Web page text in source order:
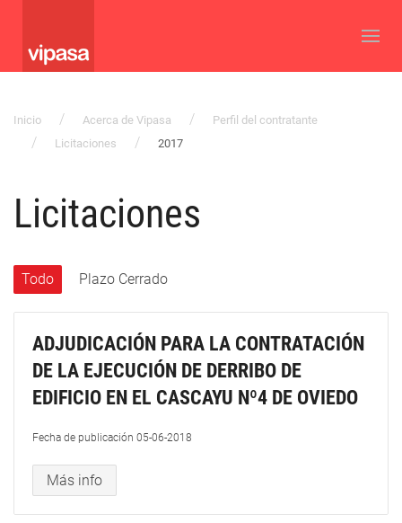
Inicio Acerca de Vipasa
Perfil del contratante
Licitaciones
2017
Licitaciones
Todo Plazo Cerrado
ADJUDICACIÓN PARA LA CONTRATACIÓN
DE LA EJECUCIÓN DE DERRIBO DE
EDIFICIO EN EL CASCAYU Nº4 DE OVIEDO
Fecha de publicación 05-06-2018
Más info